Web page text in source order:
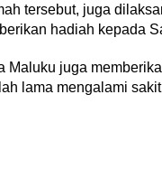
tersebut, juga
hadiah kepada
Maluku juga
lama mengalami